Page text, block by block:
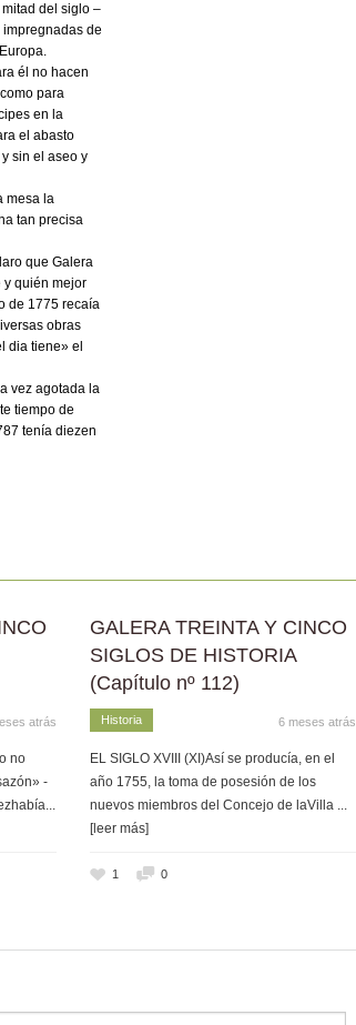
del siglo –
de
él no hacen
para
en la
el abasto
sin el aseo y
mesa la
tan precisa
que Galera
y quién mejor
de 1775 recaía
obras
dia tiene» el
vez agotada la
tiempo de
tenía diezen
atrás
no
-
...
GALERA TREINTA Y CINCO
SIGLOS DE HISTORIA
(Capítulo nº 112)
Historia 6 meses atrás
EL SIGLO XVIII (XI)Así se producía, en el
año 1755, la toma de posesión de los
nuevos miembros del Concejo de laVilla ...
[leer más]
1 0